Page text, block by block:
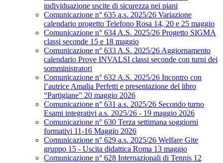
individuazione uscite di sicurezza nei piani
Comunicazione n° 635 a.s. 2025/26 Variazione
calendario progetto Telefono Rosa 14, 20 e 25 maggio
Comunicazione n° 634 A.S. 2025/26 Progetto SIGMA
classi seconde 15 e 18 maggio
Comunicazione n° 633 A.S. 2025/26 Aggiornamento
calendario Prove INVALSI classi seconde con turni dei
somministratori
Comunicazione n° 632 A.S. 2025/26 Incontro con
l’autrice Amalia Perfetti e presentazione del libro
“Partigiane” 20 maggio 2026
Comunicazione n° 631 a.s. 2025/26 Secondo turno
Esami integrativi a.s. 2025/26 - 19 maggio 2026
Comunicazione n° 630 Terza settimana soggiorni
formativi 11-16 Maggio 2026
Comunicazione n° 629 a.s. 2025/26 Welfare Gite
gruppo 15 - Uscita didattica Roma 13 maggio
Comunicazione n° 628 Internazionali di Tennis 12